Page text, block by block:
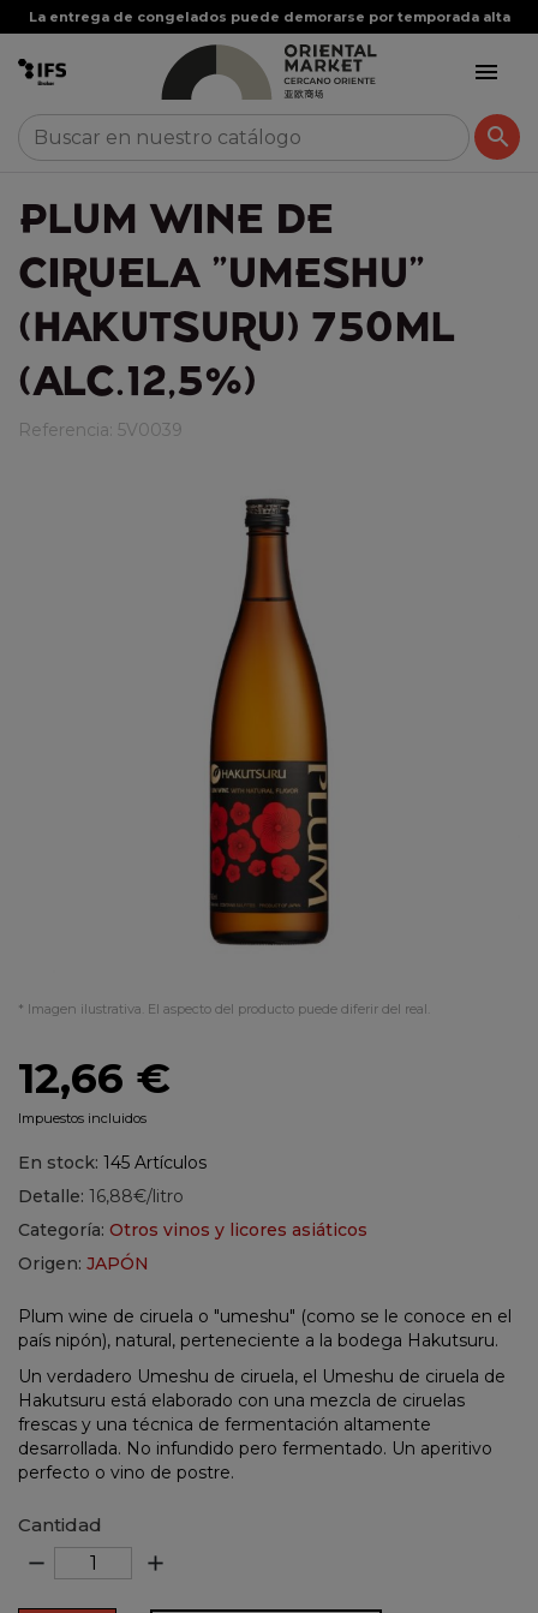
La entrega de congelados puede demorarse por temporada alta


PLUM WINE DE
CIRUELA "UMESHU"
(HAKUTSURU) 750ML
(ALC.12,5%)
Referencia: 5V0039
* Imagen ilustrativa. El aspecto del producto puede diferir del real.
12,66 €
Impuestos incluidos
En stock: 145 Artículos
Detalle: 16,88€/litro
Categoría: Otros vinos y licores asiáticos
Origen: JAPÓN
Plum wine de ciruela o "umeshu" (como se le conoce en el
país nipón), natural, perteneciente a la bodega Hakutsuru.
Un verdadero Umeshu de ciruela, el Umeshu de ciruela de
Hakutsuru está elaborado con una mezcla de ciruelas
frescas y una técnica de fermentación altamente
desarrollada. No infundido pero fermentado. Un aperitivo
perfecto o vino de postre.
Cantidad
remove add